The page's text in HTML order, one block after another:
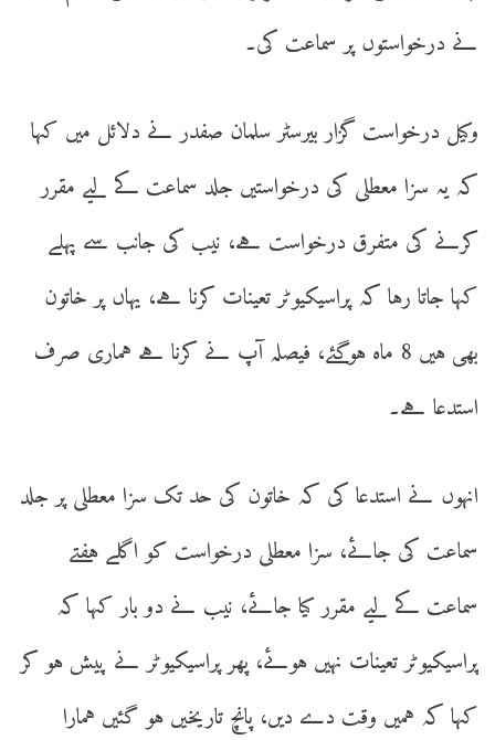
نے درخواستوں پر سماعت کی۔
وکیل درخواست گزار بیرسٹر سلمان صفدر نے دلائل میں کہا
کہ یہ سزا معطلی کی درخواستیں جلد سماعت کے لیے مقرر
کرنے کی متفرق درخواست ہے، نیب کی جانب سے پہلے
کہا جاتا رہا کہ پراسیکیوٹر تعینات کرنا ہے، یہاں پر خاتون
بھی ہیں 8 ماہ ہوگئے، فیصلہ آپ نے کرنا ہے ہماری صرف
استدعا ہے۔
انہوں نے استدعا کی کہ خاتون کی حد تک سزا معطلی پر جلد
سماعت کی جائے، سزا معطلی درخواست کو اگلے ہفتے
سماعت کے لیے مقرر کیا جائے، نیب نے دو بار کہا کہ
پراسیکیوٹر تعینات نہیں ہوئے، پھر پراسیکیوٹر نے پیش ہو کر
کہا کہ ہمیں وقت دے دیں، پانچ تاریخیں ہو گئیں ہمارا